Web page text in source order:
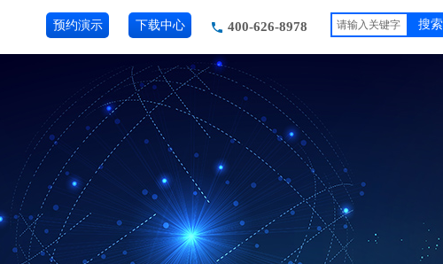
400-626-8978
预约演示 下载中心 搜索